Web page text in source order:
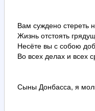
Вам суждено стереть
Жизнь отстоять
Несёте вы с собою
Во всех делах и всех
Сыны Донбасса, я